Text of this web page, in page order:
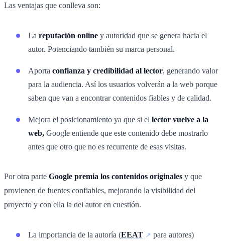
Las ventajas que conlleva son:
La reputación online y autoridad que se genera hacia el
autor. Potenciando también su marca personal.
Aporta confianza y credibilidad al lector, generando valor
para la audiencia. Así los usuarios volverán a la web porque
saben que van a encontrar contenidos fiables y de calidad.
Mejora el posicionamiento ya que si el lector vuelve a la
web, Google entiende que este contenido debe mostrarlo
antes que otro que no es recurrente de esas visitas.
Por otra parte Google premia los contenidos originales y que
provienen de fuentes confiables, mejorando la visibilidad del
proyecto y con ella la del autor en cuestión.
La importancia de la autoría (EEAT
para autores)